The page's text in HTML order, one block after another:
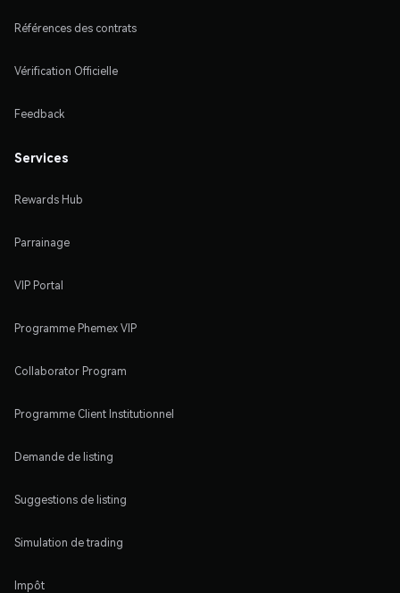
Références des contrats
Vérification Officielle
Feedback
Services
Rewards Hub
Parrainage
VIP Portal
Programme Phemex VIP
Collaborator Program
Programme Client Institutionnel
Demande de listing
Suggestions de listing
Simulation de trading
Impôt